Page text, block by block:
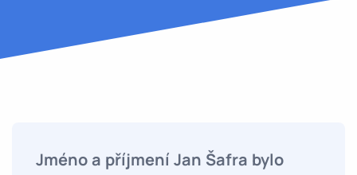
Jméno a příjmení Jan Šafra bylo